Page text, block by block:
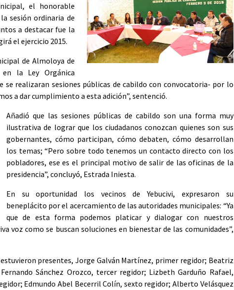
el honorable
sesión ordinaria de
a destacar fue la
el ejercicio 2015.
de Almoloya de
la Ley Orgánica
se realizaran sesiones públicas de cabildo con convocatoria- por lo
a dar cumplimiento a esta adición”, sentenció.
Añadió que las sesiones públicas de cabildo son una forma muy
ilustrativa de lograr que los ciudadanos conozcan quienes son sus
gobernantes, cómo participan, cómo debaten, cómo desarrollan
los temas; “Pero sobre todo tenemos un contacto directo con los
pobladores, ese es el principal motivo de salir de las oficinas de la
presidencia”, concluyó, Estrada Iniesta.
En su oportunidad los vecinos de Yebucivi, expresaron su
beneplácito por el acercamiento de las autoridades municipales: “Ya
que de esta forma podemos platicar y dialogar con nuestros
voz como se buscan soluciones en bienestar de las comunidades”,
presentes, Jorge Galván Martínez, primer regidor; Beatriz
Sánchez Orozco, tercer regidor; Lizbeth Garduño Rafael,
Edmundo Abel Becerril Colín, sexto regidor; Alberto Velásquez